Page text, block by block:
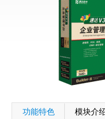
功能特色 模块介